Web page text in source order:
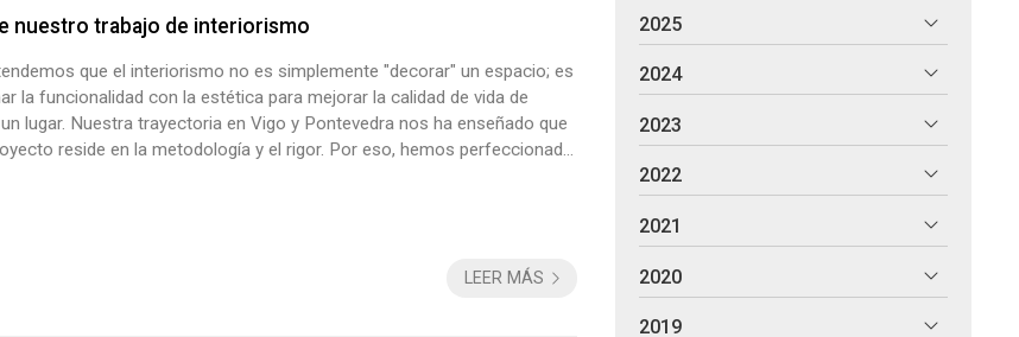
nuestro trabajo de interiorismo
que el interiorismo no es simplemente "decorar" un espacio; es
la funcionalidad con la estética para mejorar la calidad de vida de
lugar. Nuestra trayectoria en Vigo y Pontevedra nos ha enseñado que
reside en la metodología y el rigor. Por eso, hemos perfeccionado
LEER MÁS
2025
2024
2023
2022
2021
2020
2019